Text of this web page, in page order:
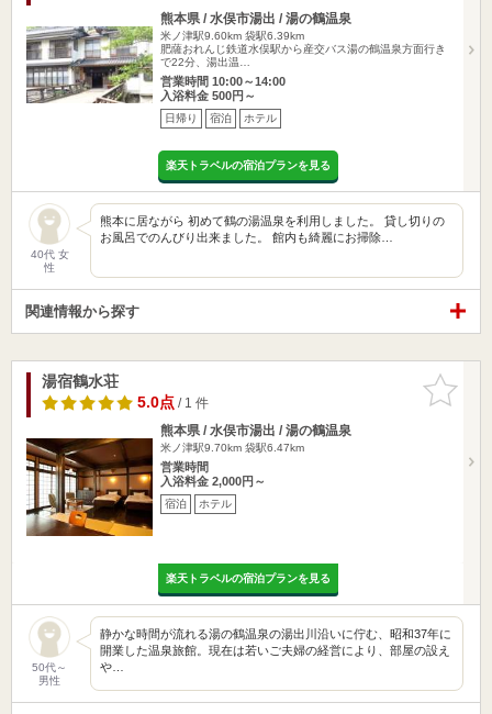
熊本県 / 水俣市湯出 / 湯の鶴温泉
米ノ津駅9.60km 袋駅6.39km
肥薩おれんじ鉄道水俣駅から産交バス湯の鶴温泉方面行き
で22分、湯出温…
営業時間 10:00～14:00
入浴料金 500円～
日帰り 宿泊 ホテル
楽天トラベルの宿泊プランを見る
40代 女
性
熊本に居ながら 初めて鶴の湯温泉を利用しました。 貸し切りの
お風呂でのんびり出来ました。 館内も綺麗にお掃除…
関連情報から探す
お気に入
りに追加
湯宿鶴水荘
5.0点/ 1 件
熊本県 / 水俣市湯出 / 湯の鶴温泉
米ノ津駅9.70km 袋駅6.47km
営業時間
入浴料金 2,000円～
宿泊 ホテル
楽天トラベルの宿泊プランを見る
50代～
男性
静かな時間が流れる湯の鶴温泉の湯出川沿いに佇む、昭和37年に
開業した温泉旅館。現在は若いご夫婦の経営により、部屋の設え
や…